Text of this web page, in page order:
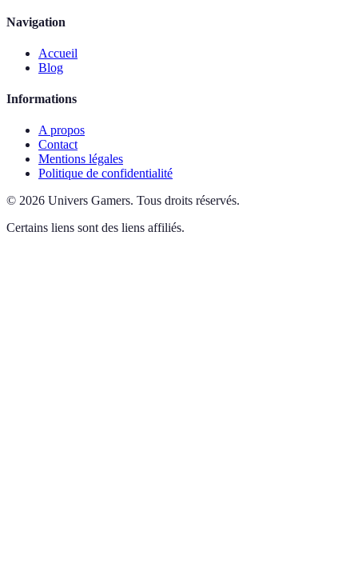
Navigation
Accueil
Blog
Informations
A propos
Contact
Mentions légales
Politique de confidentialité
© 2026 Univers Gamers. Tous droits réservés.
Certains liens sont des liens affiliés.